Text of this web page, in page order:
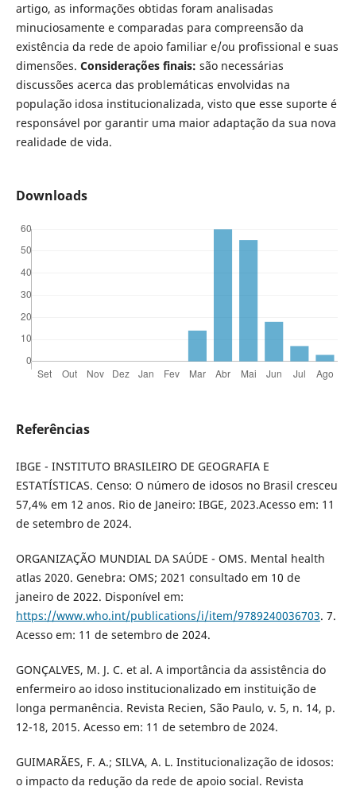
artigo, as informações obtidas foram analisadas
minuciosamente e comparadas para compreensão da
existência da rede de apoio familiar e/ou profissional e suas
dimensões. Considerações finais: são necessárias
discussões acerca das problemáticas envolvidas na
população idosa institucionalizada, visto que esse suporte é
responsável por garantir uma maior adaptação da sua nova
realidade de vida.
Downloads
Referências
IBGE - INSTITUTO BRASILEIRO DE GEOGRAFIA E
ESTATÍSTICAS. Censo: O número de idosos no Brasil cresceu
57,4% em 12 anos. Rio de Janeiro: IBGE, 2023.Acesso em: 11
de setembro de 2024.
ORGANIZAÇÃO MUNDIAL DA SAÚDE - OMS. Mental health
atlas 2020. Genebra: OMS; 2021 consultado em 10 de
janeiro de 2022. Disponível em:
https://www.who.int/publications/i/item/9789240036703. 7.
Acesso em: 11 de setembro de 2024.
GONÇALVES, M. J. C. et al. A importância da assistência do
enfermeiro ao idoso institucionalizado em instituição de
longa permanência. Revista Recien, São Paulo, v. 5, n. 14, p.
12-18, 2015. Acesso em: 11 de setembro de 2024.
GUIMARÃES, F. A.; SILVA, A. L. Institucionalização de idosos:
o impacto da redução da rede de apoio social. Revista